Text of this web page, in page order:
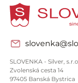
SLOVENKA - Silver,
Zvolenská cesta 14
97405 Banská Bystrica